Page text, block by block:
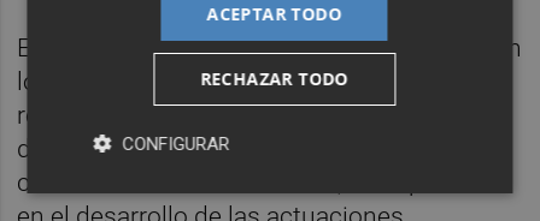
En el punto de infraestructuras se mantienen
los importes previstos, aunque se suma la
reivindicación sindical de que la eliminación
de las aulas prefabricadas, popularmente
conocidas como barracones, sean prioridad
ACEPTAR TODO
RECHAZAR TODO
CONFIGURAR